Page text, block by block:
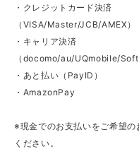
・クレジットカード決済
（VISA/Master/JCB/AMEX）
・キャリア決済
（docomo/au/UQmobile/
・あと払い（PayID）
・AmazonPay
※現金でのお支払いをご希望
ください。